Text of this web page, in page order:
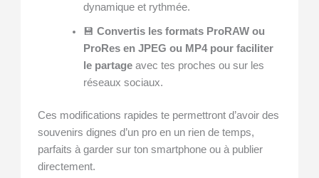
dynamique et rythmée.
💾 Convertis les formats ProRAW ou
ProRes en JPEG ou MP4 pour faciliter
le partageavec tes proches ou sur les
réseaux sociaux.
Ces modifications rapides te permettront d’avoir des
souvenirs dignes d’un pro en un rien de temps,
parfaits à garder sur ton smartphone ou à publier
directement.